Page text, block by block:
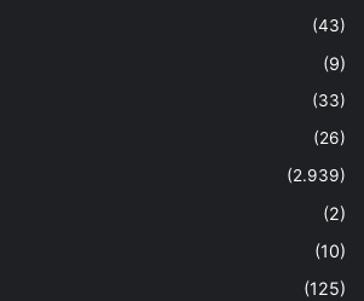
(43)
(9)
(33)
(26)
(2.939)
(2)
(10)
(125)